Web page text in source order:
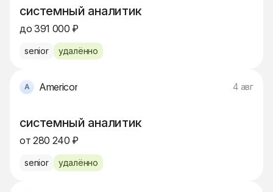
системный аналитик
до 391 000 ₽
senior удалённо
Americor 4 авг
системный аналитик
от 280 240 ₽
senior удалённо